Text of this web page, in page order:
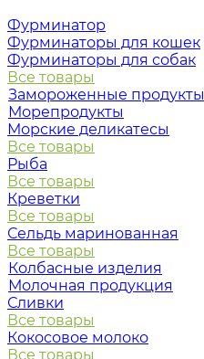
Фурминатор
Фурминаторы для кошек
Фурминаторы для собак
Все товары
Замороженные продукты
Морепродукты
Морские деликатесы
Все товары
Рыба
Все товары
Креветки
Все товары
Сельдь маринованная
Все товары
Колбасные изделия
Молочная продукция
Сливки
Все товары
Кокосовое молоко
Все товары